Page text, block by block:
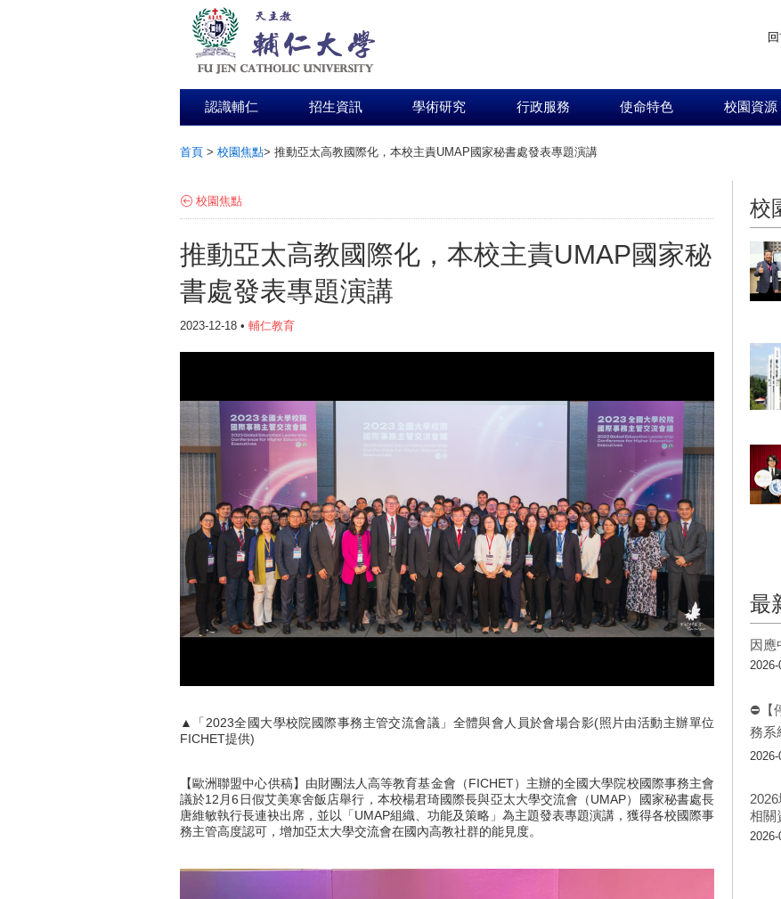
認識輔仁 招生資訊 學術研究 行政服務 使命特色 校園資源
首頁 > 校園焦點> 推動亞太高教國際化，本校主責UMAP國家秘書處發表專題演講
校園焦點
推動亞太高教國際化，本校主責UMAP國家秘
書處發表專題演講
2023-12-18 • 輔仁教育
▲「2023全國大學校院國際事務主管交流會議」全體與會人員於會場合影(照片由活動主辦單位
FICHET提供)
【歐洲聯盟中心供稿】由財團法人高等教育基金會（FICHET）主辦的全國大學院校國際事務主會
議於12月6日假艾美寒舍飯店舉行，本校楊君琦國際長與亞太大學交流會（UMAP）國家秘書處長
唐維敏執行長連袂出席，並以「UMAP組織、功能及策略」為主題發表專題演講，獲得各校國際事
務主管高度認可，增加亞太大學交流會在國內高教社群的能見度。
校
最
因應
2026-
⛔【
務系
2026-
相關
2026-